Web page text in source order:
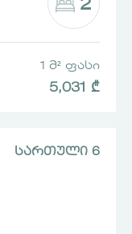
2
1 Მ² ᲤᲐᲡᲘ
5,031 ₾
ᲡᲐᲠᲗᲣᲚᲘ 6